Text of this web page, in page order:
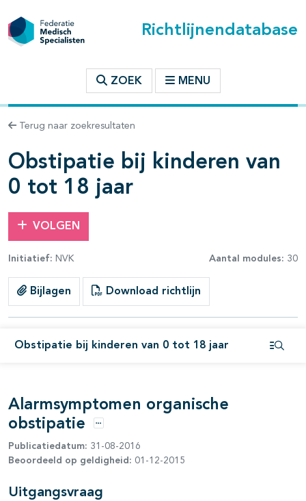
Richtlijnendatabase
ZOEK MENU
Terug naar zoekresultaten
Obstipatie bij kinderen van
0 tot 18 jaar
VOLGEN
Initiatief: NVK Aantal modules: 30
Bijlagen Download richtlijn
Obstipatie bij kinderen van 0 tot 18 jaar
binnen deze richtlijn
open- en dichtklappen
open- en dichtklappen
open- en dichtklappen
Alarmsymptomen organische
obstipatie
Opties
Publicatiedatum: 31-08-2016
Beoordeeld op geldigheid: 01-12-2015
Uitgangsvraag